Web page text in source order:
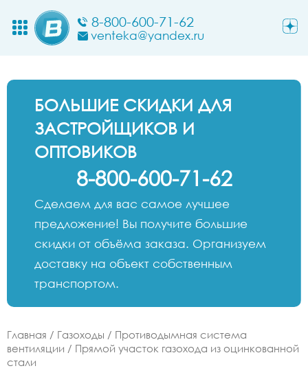
8-800-600-71-62
venteka@yandex.ru
БОЛЬШИЕ СКИДКИ ДЛЯ
ЗАСТРОЙЩИКОВ И
ОПТОВИКОВ
8-800-600-71-62
Сделаем для вас самое лучшее
предложение! Вы получите большие
скидки от объёма заказа. Организуем
доставку на объект собственным
транспортом.
Главная / Газоходы / Противодымная система
вентиляции / Прямой участок газохода из оцинкованной
стали